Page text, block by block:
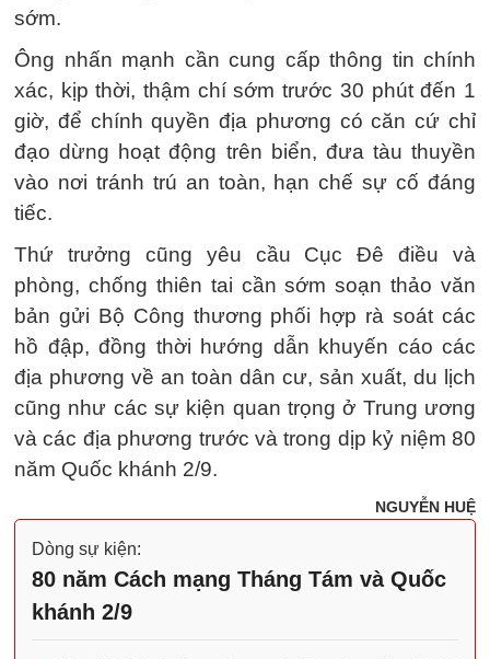
sớm.
Ông nhấn mạnh cần cung cấp thông tin chính
xác, kịp thời, thậm chí sớm trước 30 phút đến 1
giờ, để chính quyền địa phương có căn cứ chỉ
đạo dừng hoạt động trên biển, đưa tàu thuyền
vào nơi tránh trú an toàn, hạn chế sự cố đáng
tiếc.
Thứ trưởng cũng yêu cầu Cục Đê điều và
phòng, chống thiên tai cần sớm soạn thảo văn
bản gửi Bộ Công thương phối hợp rà soát các
hồ đập, đồng thời hướng dẫn khuyến cáo các
địa phương về an toàn dân cư, sản xuất, du lịch
cũng như các sự kiện quan trọng ở Trung ương
và các địa phương trước và trong dịp kỷ niệm 80
năm Quốc khánh 2/9.
NGUYỄN HUỆ
Dòng sự kiện:
80 năm Cách mạng Tháng Tám và Quốc
khánh 2/9